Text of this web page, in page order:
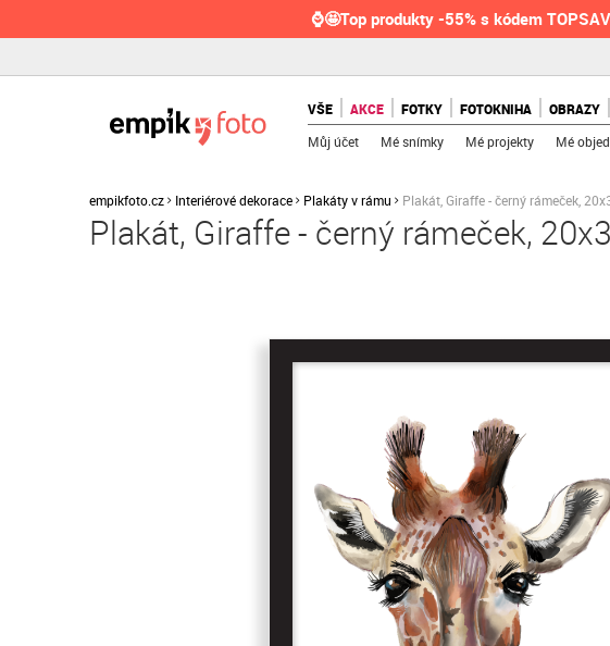
⌚🤩Top produkty -55% s kódem
VŠE AKCE FOTKY FOTOKNIHA OBRAZY
Můj účet Mé snímky Mé projekty Mé
empikfoto.cz Interiérové dekorace Plakáty v rámu Plakát, Giraffe - černý rámeček,
Plakát, Giraffe - černý rámeček,